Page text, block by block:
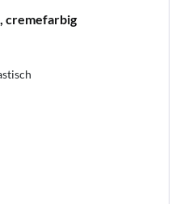
cremefarbig